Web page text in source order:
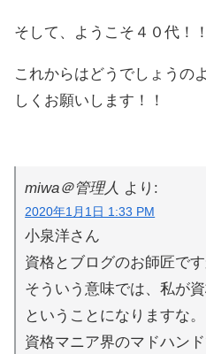
そして、ようこそ４０代！
これからはどうでしょうの
しくお願いします！！
miwa＠管理人 より:
2020年1月1日 1:33 PM
小泉洋さん
資格とブログのお師匠です
そういう意味では、私が
ということになりますな。
資格マニア界のマドハンド